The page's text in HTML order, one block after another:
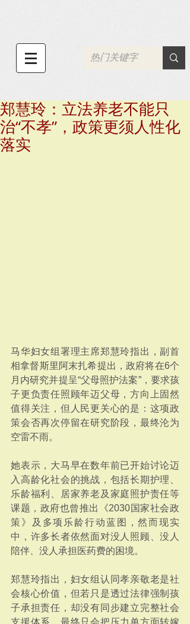
郑慧玲：立法养老不能只
治“不孝”，政策更须人性化
落实
马华妇女组署理主席郑慧玲指出，副首
相拿督斯里阿末扎希提出，政府将在6个
月内研究并提呈“父母照护法案”，要求孩
子更负责任照顾年迈父母，方向上固然
值得关注，但人民更关心的是：这项政
策会否再次停留在研究阶段，最终沦为
空雷不雨。
她表示，大马早在数年前已开始讨论迈
入高龄化社会的挑战，包括长期护理、
乐龄福利、居家养老及家庭照护责任等
课题，政府也曾推出《2030国家社会政
策》及多项乐龄行动蓝图，然而现实
中，许多长者依然面对没人照顾、没人
陪伴、没人承担医药费的困境。
郑慧玲指出，妇女组认同孝亲敬老是社
会核心价值，但若只是透过法律强制孩
子承担责任，却没有同步建立完整社会
支援体系，最终只会把压力单方面转嫁